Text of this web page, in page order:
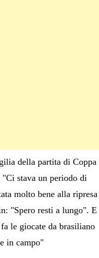
della partita di Coppa
stava un periodo di
molto bene alla ripresa
"Spero resti a lungo". E
le giocate da brasiliano
in campo"